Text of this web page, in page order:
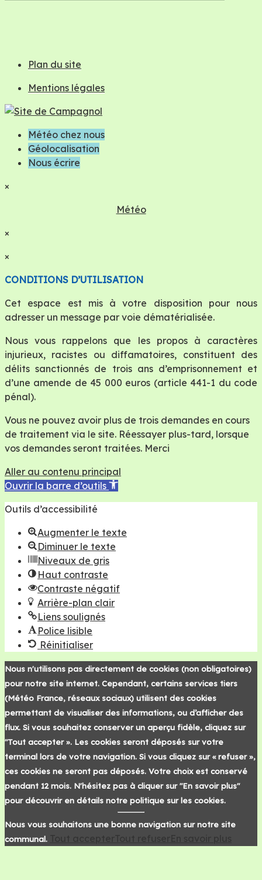
Plan du site
Mentions légales
Météo chez nous
Géolocalisation
Nous écrire
×
Météo
×
×
CONDITIONS D’UTILISATION
Cet espace est mis à votre disposition pour nous
adresser un message par voie dématérialisée.
Nous vous rappelons que les propos à caractères
injurieux, racistes ou diffamatoires, constituent des
délits sanctionnés de trois ans d’emprisonnement et
d’une amende de 45 000 euros (article 441-1 du code
pénal).
Vous ne pouvez avoir plus de trois demandes en cours
de traitement via le site. Réessayer plus-tard, lorsque
vos demandes seront traitées. Merci
Aller au contenu principal
Ouvrir la barre d’outils
Outils d’accessibilité
Augmenter le texte
Diminuer le texte
Niveaux de gris
Haut contraste
Contraste négatif
Arrière-plan clair
Liens soulignés
Police lisible
Réinitialiser
Nous n'utilisons pas directement de cookies (non obligatoires)
pour notre site internet. Cependant, certains services tiers
(Météo France, réseaux sociaux) utilisent des cookies
permettant de visualiser des informations, ou d’afficher des
flux. Si vous souhaitez conserver un aperçu fidèle, cliquez sur
"Tout accepter ». Les cookies seront déposés sur votre
terminal lors de votre navigation. Si vous cliquez sur « refuser »,
ces cookies ne seront pas déposés. Votre choix est conservé
pendant 12 mois. N'hésitez pas à cliquer sur "En savoir plus"
pour découvrir en détails notre politique sur les cookies.
Nous vous souhaitons une bonne navigation sur notre site
communal.